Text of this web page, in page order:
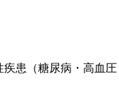
疾患（糖尿病・高血